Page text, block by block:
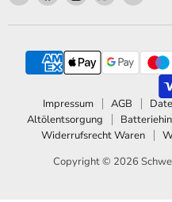
Impressum AGB
Altölentsorgung
Widerrufsrecht Waren
Copyright © 2026